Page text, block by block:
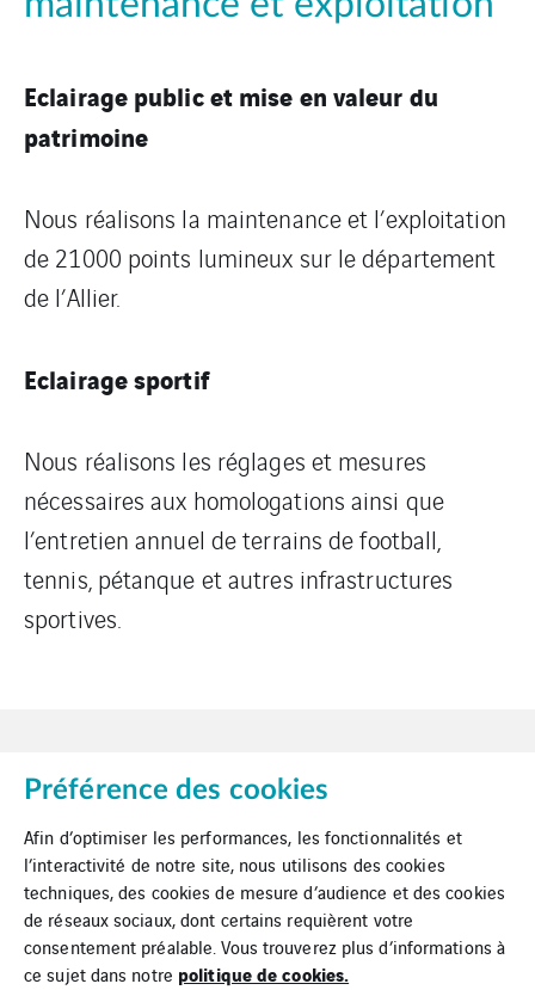
Eclairage public et mise en valeur du
patrimoine
Nous réalisons la maintenance et l’exploitation
de 21000 points lumineux sur le département
de l’Allier.
Eclairage sportif
Nous réalisons les réglages et mesures
nécessaires aux homologations ainsi que
l’entretien annuel de terrains de football,
tennis, pétanque et autres infrastructures
sportives.
Mentions Légales
Cookies
Préférence des cookies
Afin d’optimiser les performances, les fonctionnalités et
l’interactivité de notre site, nous utilisons des cookies
techniques, des cookies de mesure d’audience et des cookies
de réseaux sociaux, dont certains requièrent votre
consentement préalable. Vous trouverez plus d’informations à
ce sujet dans notre politique de cookies.